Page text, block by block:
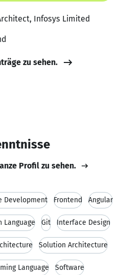
Infosys Limited
zu sehen.
Profil zu sehen.
Development Frontend Angular
Language Git Interface Design
Solution Architecture
Language Software